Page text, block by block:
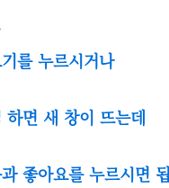
를 누르시거나
하면 새 창이 뜨는데
좋아요를 누르시면